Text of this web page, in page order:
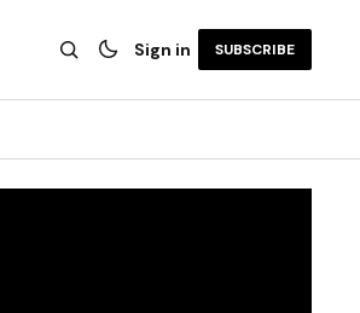
Sign in SUBSCRIBE